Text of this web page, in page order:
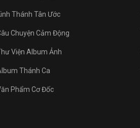
Thánh Tân Ước
Chuyện Cảm Động
Viện Album Ảnh
Thánh Ca
Phẩm Cơ Đốc